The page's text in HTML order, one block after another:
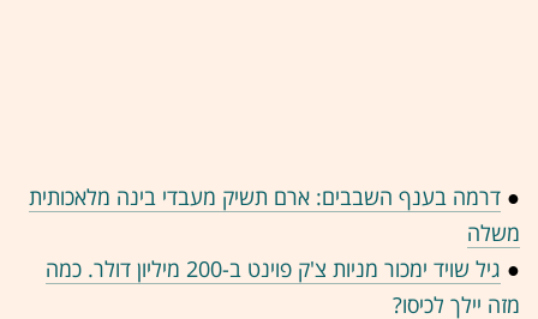
● דרמה בענף השבבים: ארם תשיק מעבדי בינה מלאכותית
משלה
●
גיל שויד ימכור מניות צ'ק פוינט ב-200 מיליון דולר. כמה
מזה יילך לכיסו?